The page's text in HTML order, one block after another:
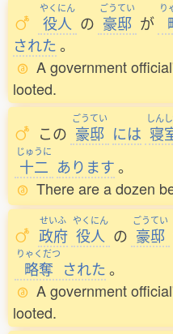
やくにん
役人 の
ごうてい
豪邸 が
り
された。
A government
looted.
この
ごうてい
豪邸 には
しん
寝
じゅうに
十二 あります。
There are a dozen
せいふ
政府
やくにん
役人 の
ごうてい
豪邸
りゃくだつ
略奪 された。
A government
looted.